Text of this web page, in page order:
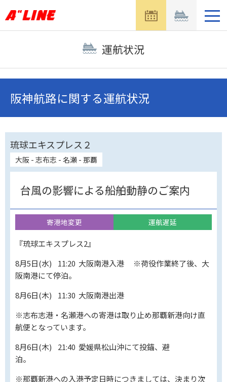
ュ
開
く
運航状況
阪神航路に関する運航状況
琉球エキスプレス２
大阪 - 志布志 - 名瀬 - 那覇
台風の影響による船舶動静のご案内
寄港地変更 運航遅延
『琉球エキスプレス2』
8月5日(水) 11:20 大阪南港入港 ※荷役作業終了後、大
阪南港にて停泊。
8月6日(木) 11:30 大阪南港出港
※志布志港・名瀬港への寄港は取り止め那覇新港向け直
航便となっています。
8月6日(木) 21:40 愛媛県松山沖にて投錨、避
泊。
※那覇新港への入港予定日時につきましては、決まり次